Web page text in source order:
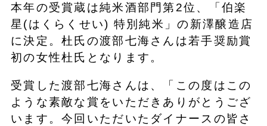
本年の受賞蔵は純米酒部門第2位、「伯楽
星(はくらくせい) 特別純米」の新澤醸造店
に決定。杜氏の渡部七海さんは若手奨励賞
初の女性杜氏となります。
受賞した渡部七海さんは、「この度はこの
ような素敵な賞をいただきありがとうござ
います。今回いただいたダイナースの皆さ